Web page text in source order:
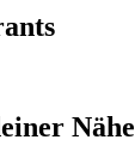
Nähe